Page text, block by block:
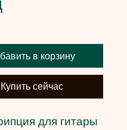
в корзину
Купить сейчас
для гитары